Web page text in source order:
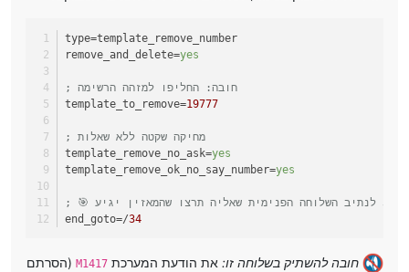
type=template_remove_number
remove_and_delete=yes
; חובה: החליפו למזהה הרשימה
template_to_remove=19777
; מחיקה שקטה ללא שאלות
template_remove_no_ask=yes
template_remove_ok_no_say_number=yes
end_goto=/34
חובה להשתיק בשלוחה זו: את הודעת המערכת M1417 (הסרתם